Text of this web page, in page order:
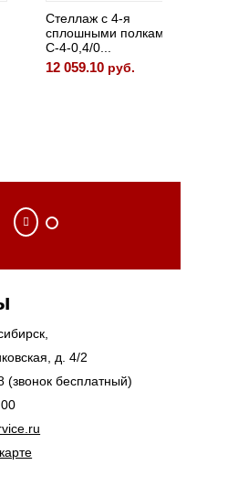
д. 4/2
(звонок бесплатный)